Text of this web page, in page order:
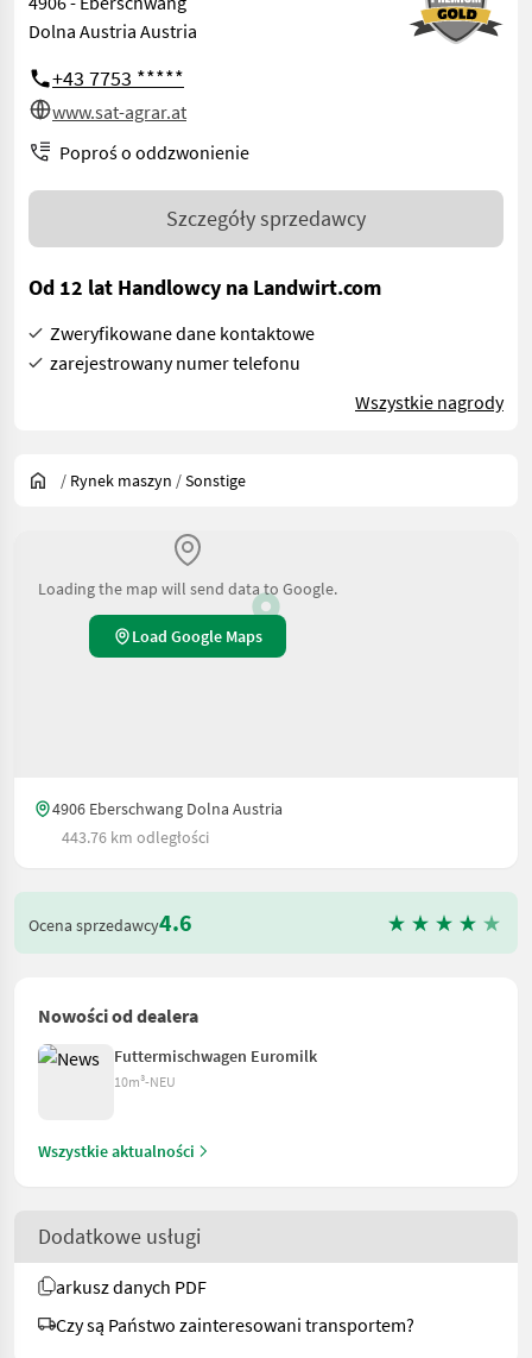
Dolna Austria Austria
+43 7753 *****
www.sat-agrar.at
Poproś o oddzwonienie
Szczegóły sprzedawcy
Od 12 lat Handlowcy na Landwirt.com
Zweryfikowane dane kontaktowe
zarejestrowany numer telefonu
Wszystkie nagrody
/ Rynek maszyn /Sonstige
Loading the map will send data to Google.
Load Google Maps
4906 Eberschwang Dolna Austria
443.76 km odległości
Ocena sprzedawcy4.6
Nowości od dealera
Futtermischwagen Euromilk
10m³-NEU
Wszystkie aktualności
Dodatkowe usługi
arkusz danych PDF
Czy są Państwo zainteresowani transportem?